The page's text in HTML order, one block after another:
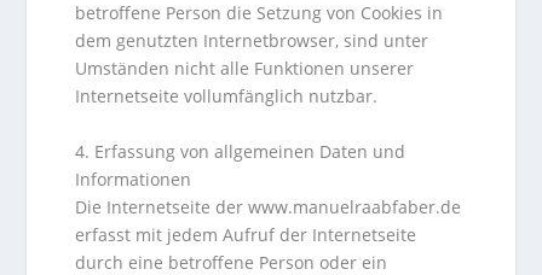
betroffene Person die Setzung von Cookies in
dem genutzten Internetbrowser, sind unter
Umständen nicht alle Funktionen unserer
Internetseite vollumfänglich nutzbar.
4. Erfassung von allgemeinen Daten und
Informationen
Die Internetseite der www.manuelraabfaber.de
erfasst mit jedem Aufruf der Internetseite
durch eine betroffene Person oder ein